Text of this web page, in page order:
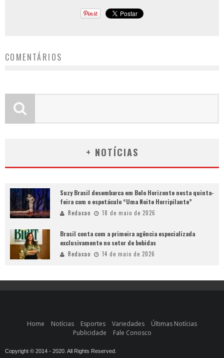
COMENTÁRIOS
+ NOTÍCIAS
Suzy Brasil desembarca em Belo Horizonte nesta quinta-
feira com o espetáculo “Uma Noite Horripilante”
Redacao 18 de maio de 2026
Brasil conta com a primeira agência especializada
exclusivamente no setor de bebidas
Redacao 14 de maio de 2026
Home Notícias Esportes Variedades
Últimas Notícias
Publicidade
Fale Conosco
Copyright © 2014 - 2020. All Rights Reserved.